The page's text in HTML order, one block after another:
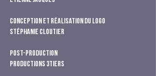
Conception et réalisation du logo
Stéphanie Cloutier
Post-production
Productions 3tiers